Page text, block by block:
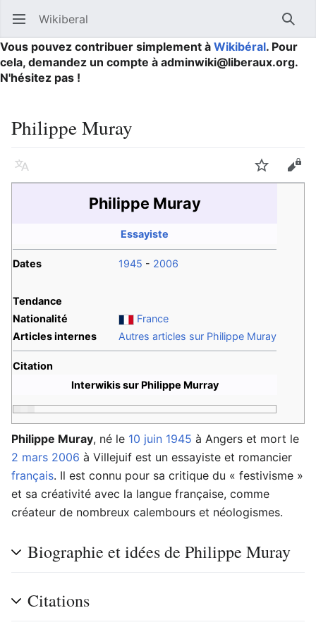
Ouvrir le menu principal Wikiberal
Vous pouvez contribuer simplement à Wikibéral. Pour
cela, demandez un compte à adminwiki@liberaux.org.
N'hésitez pas !
Philippe Muray
Langue Suivre
Philippe Muray
Essayiste
Dates 1945 - 2006
Tendance
Nationalité
France
Articles internes
Autres articles sur Philippe Muray
Citation
Interwikis sur Philippe Murray
Philippe Muray, né le 10 juin 1945 à Angers et mort le
2 mars 2006 à Villejuif est un essayiste et romancier
français. Il est connu pour sa critique du « festivisme »
et sa créativité avec la langue française, comme
créateur de nombreux calembours et néologismes.
Biographie et idées de Philippe Muray
Citations